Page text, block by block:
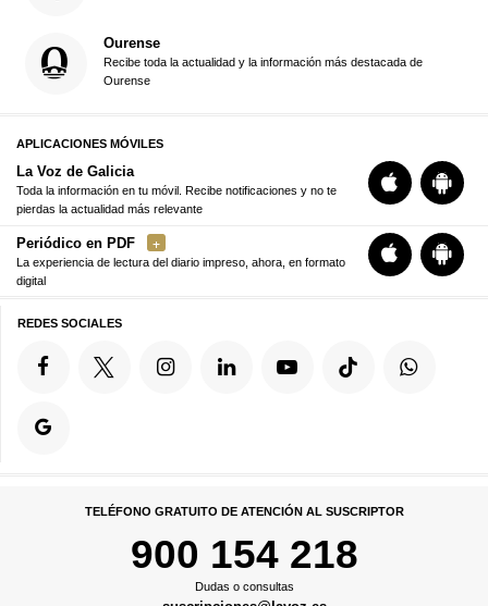
Ourense
Recibe toda la actualidad y la información más destacada de
Ourense
APLICACIONES MÓVILES
La Voz de Galicia
Toda la información en tu móvil. Recibe notificaciones y no te
pierdas la actualidad más relevante
Periódico en PDF
La experiencia de lectura del diario impreso, ahora, en formato
digital
REDES SOCIALES
TELÉFONO GRATUITO DE ATENCIÓN AL SUSCRIPTOR
900 154 218
Dudas o consultas